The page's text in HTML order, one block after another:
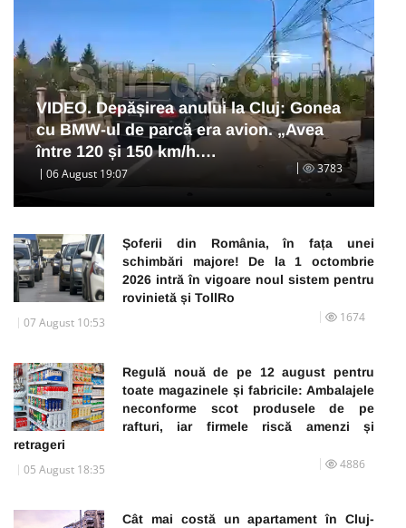
VIDEO. Depășirea anului la Cluj: Gonea
cu BMW-ul de parcă era avion. „Avea
între 120 și 150 km/h.…
06 August 19:07 3783
Șoferii din România, în fața unei
schimbări majore! De la 1 octombrie
2026 intră în vigoare noul sistem pentru
rovinietă și TollRo
07 August 10:53 1674
Regulă nouă de pe 12 august pentru
toate magazinele și fabricile: Ambalajele
neconforme scot produsele de pe
rafturi, iar firmele riscă amenzi și
retrageri
05 August 18:35 4886
Cât mai costă un apartament în Cluj-